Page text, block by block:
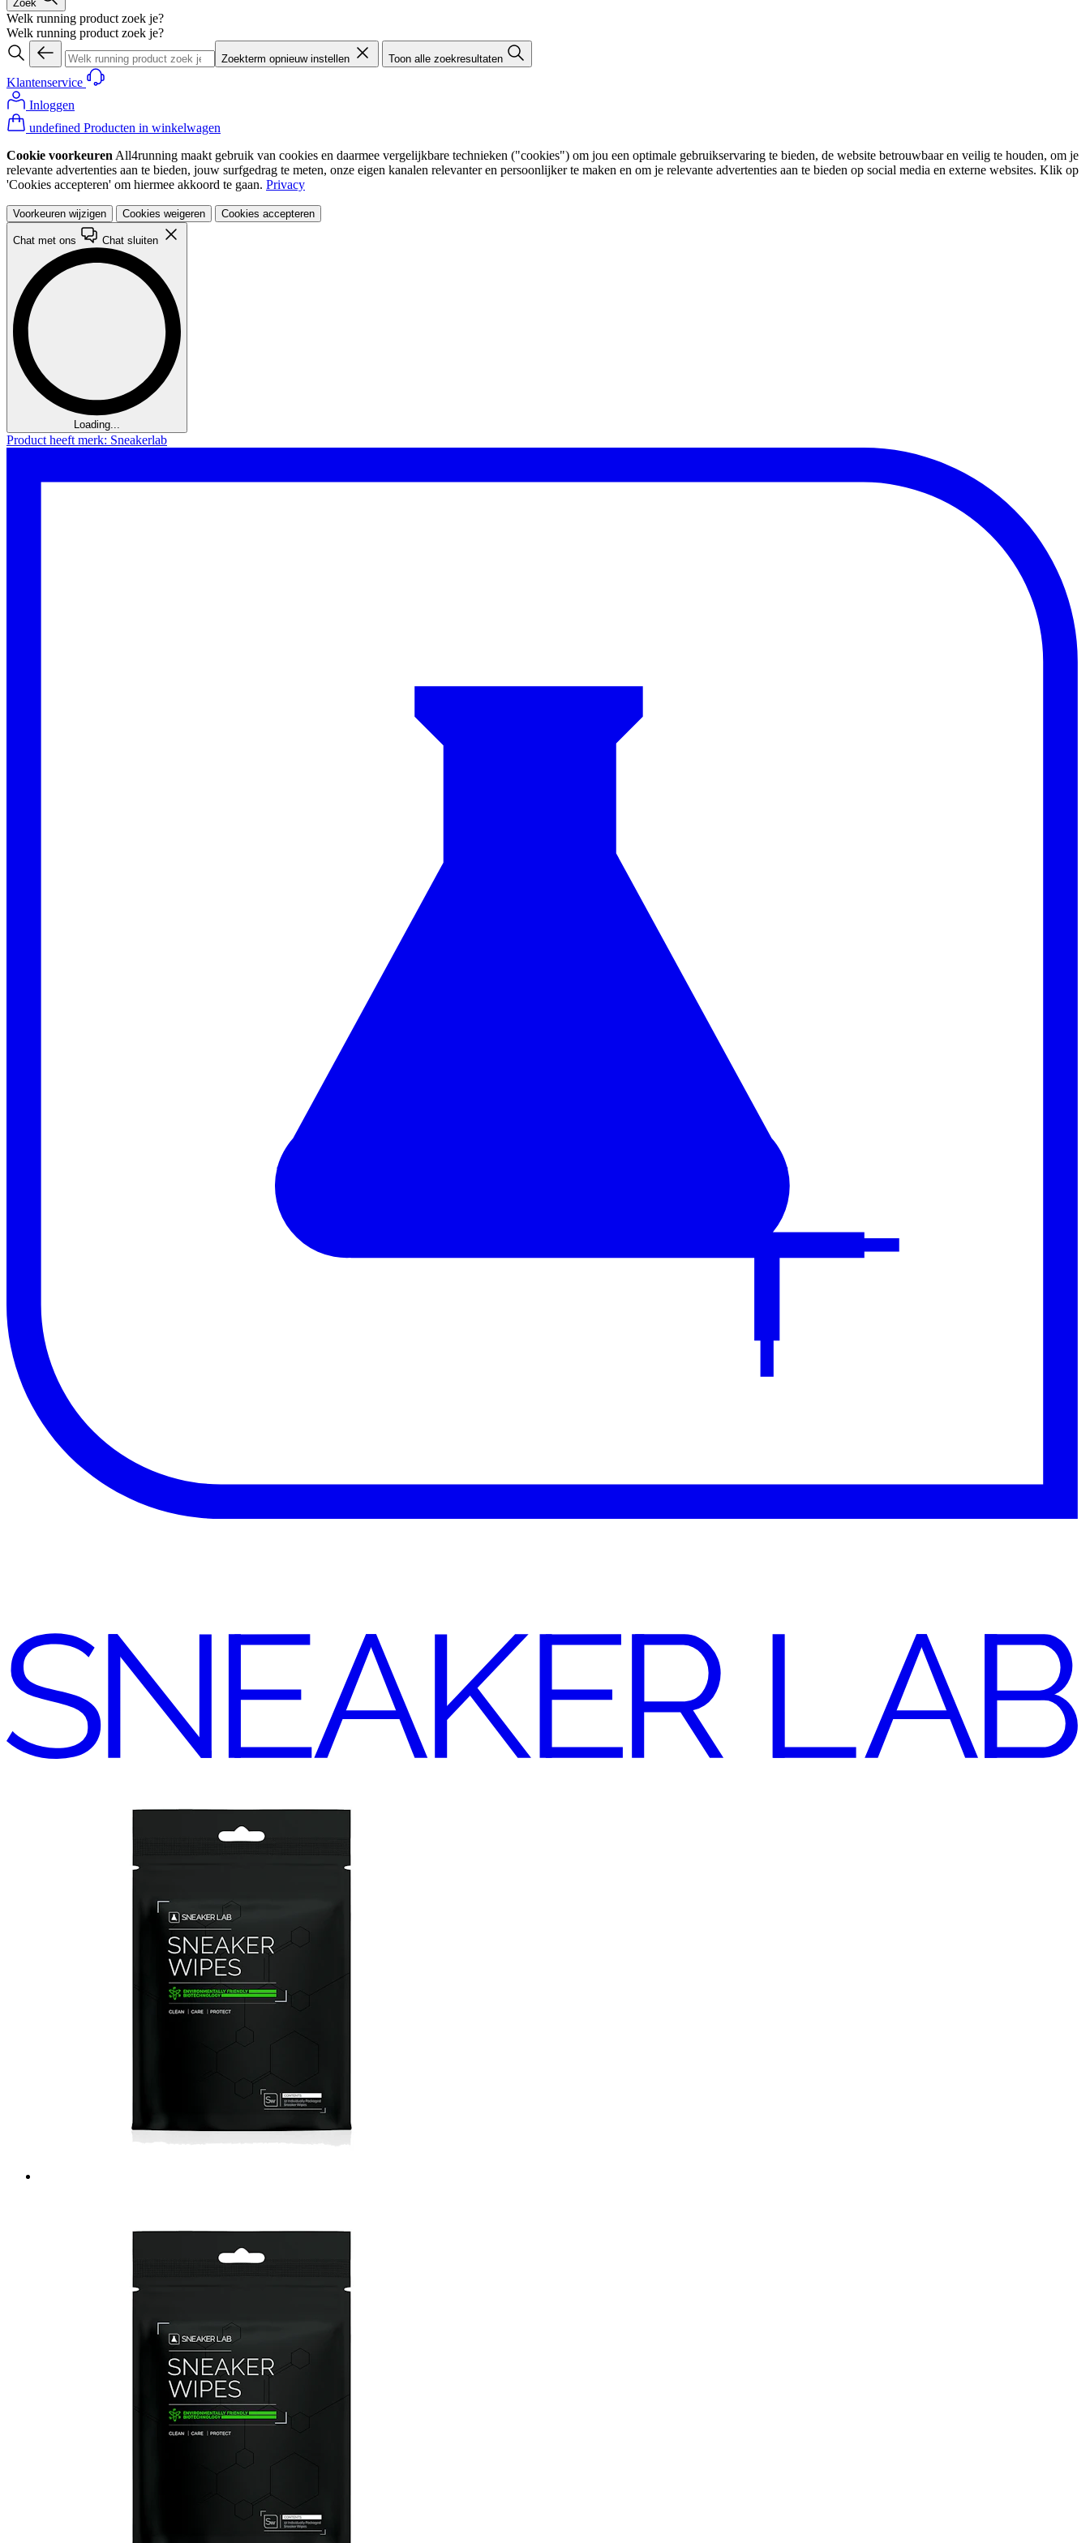
Zoek
Welk running product zoek je?
Welk running product zoek je?
Zoekterm opnieuw instellen Toon alle zoekresultaten
Klantenservice
Inloggen
undefined Producten in winkelwagen
Cookie voorkeuren All4running maakt gebruik van cookies en daarmee vergelijkbare technieken ("cookies") om jou een optimale gebruikservaring te bieden, de website betrouwbaar en veilig te houden, om je
relevante advertenties aan te bieden, jouw surfgedrag te meten, onze eigen kanalen relevanter en persoonlijker te maken en om je relevante advertenties aan te bieden op social media en externe websites. Klik op
'Cookies accepteren' om hiermee akkoord te gaan. Privacy
Voorkeuren wijzigen Cookies weigeren Cookies accepteren
Chat met ons Chat sluiten
Loading...
Product heeft merk: Sneakerlab